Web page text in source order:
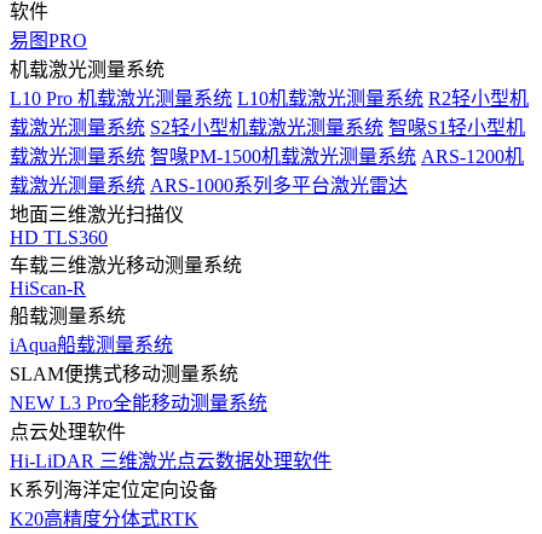
软件
易图PRO
机载激光测量系统
L10 Pro 机载激光测量系统 L10机载激光测量系统 R2轻小型机
载激光测量系统 S2轻小型机载激光测量系统 智喙S1轻小型机
载激光测量系统 智喙PM-1500机载激光测量系统 ARS-1200机
载激光测量系统 ARS-1000系列多平台激光雷达
地面三维激光扫描仪
HD TLS360
车载三维激光移动测量系统
HiScan-R
船载测量系统
iAqua船载测量系统
SLAM便携式移动测量系统
NEW L3 Pro全能移动测量系统
点云处理软件
Hi-LiDAR 三维激光点云数据处理软件
K系列海洋定位定向设备
K20高精度分体式RTK